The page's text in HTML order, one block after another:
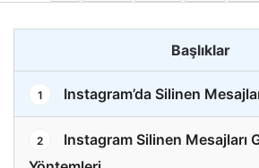
Başlıklar
1 Instagram’da Silinen
2
Instagram Silinen Mesajları